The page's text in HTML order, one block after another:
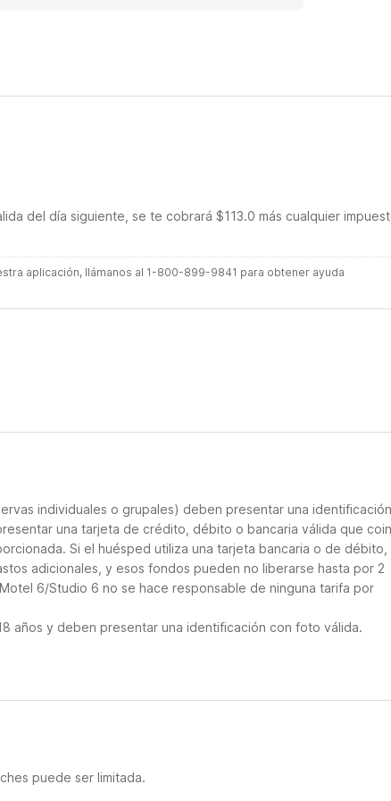
del día siguiente, se te cobrará $113.0 más cualquier
aplicación, llámanos al 1-800-899-9841 para obtener ayuda
individuales o grupales) deben presentar una identificación
una tarjeta de crédito, débito o bancaria válida que
Si el huésped utiliza una tarjeta bancaria o de débito,
adicionales, y esos fondos pueden no liberarse hasta por 2
6/Studio 6 no se hace responsable de ninguna tarifa por
años y deben presentar una identificación con foto válida.
puede ser limitada.